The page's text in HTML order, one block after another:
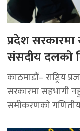
प्रदेश सरकारमा
संसदीय दलको
काठमाडौं– राष्ट्रिय
सरकारमा सहभागी
समीकरणको